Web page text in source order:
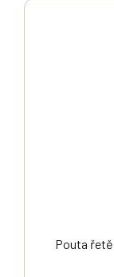
Pouta